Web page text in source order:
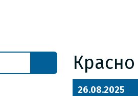
26.08.2025